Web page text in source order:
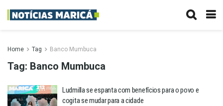
Home Tag Banco Mumbuca
Tag: Banco Mumbuca
Ludmilla se espanta com benefícios para o povo e
cogita se mudar para a cidade